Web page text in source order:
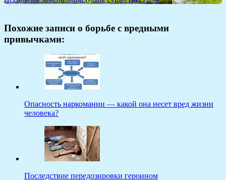
Похожие записи о борьбе с вредными
привычками:
Опасность наркомании — какой она несет вред жизни
человека?
Последствие передозировки героином